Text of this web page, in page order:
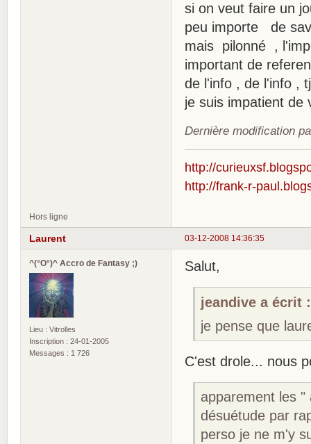
si on veut faire un
peu importe de
mais pilonné ,
important de
de l'info , de l'info ,
je suis impatient
Dernière modification
http://
http://frank-r-
Hors ligne
03-12-2008 14:36:35
Laurent
^(°O°)^ Accro de Fantasy ;)
Lieu : Vitrolles
Inscription : 24-01-2005
Messages : 1 726
Salut,
jeandive a écrit :
je pense que
C'est drole... nous
apparement les
désuétude par
perso je ne m'y